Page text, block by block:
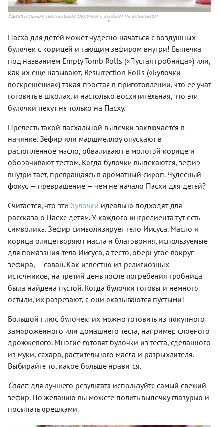
Удивительные пасхальные булочки с особым наполнением
Пасха для детей может чудесно начаться с воздушных
булочек с корицей и тающим зефиром внутри! Выпечка
под названием Empty Tomb Rolls («Пустая гробница») или,
как их еще называют, Resurrection Rolls («Булочки
воскрешения») такая простая в приготовлении, что ее учат
готовить в школах, и настолько восхитительная, что эти
булочки пекут не только на Пасху.
Прелесть такой пасхальной выпечки заключается в
начинке. Зефир или маршмеллоу опускают в
растопленное масло, обваливают в молотой корице и
оборачивают тестом. Когда булочки выпекаются, зефир
внутри тает, превращаясь в ароматный сироп. Чудесный
фокус — превращение — чем не начало Пасхи для детей?
Считается, что эти булочки идеально подходят для
рассказа о Пасхе детям. У каждого ингредиента тут есть
символика. Зефир символизирует тело Иисуса. Масло и
корица олицетворяют масла и благовония, используемые
для помазания тела Иисуса, а тесто, обернутое вокруг
зефира, — саван. Как известно из религиозных
источников, на третий день после погребения гробница
была найдена пустой. Когда булочки готовы и немного
остыли, их разрезают, а они оказываются пустыми!
Большой плюс булочек: их можно готовить из покупного
замороженного или домашнего теста, например слоеного
дрожжевого. Многие готовят булочки из теста, сделанного
из муки, сахара, растительного масла и разрыхлителя.
Выбирайте то, какое больше нравится.
Совет:для лучшего результата используйте самый свежий
зефир. По желанию вы можете полить выпечку глазурью и
посыпать орешками.